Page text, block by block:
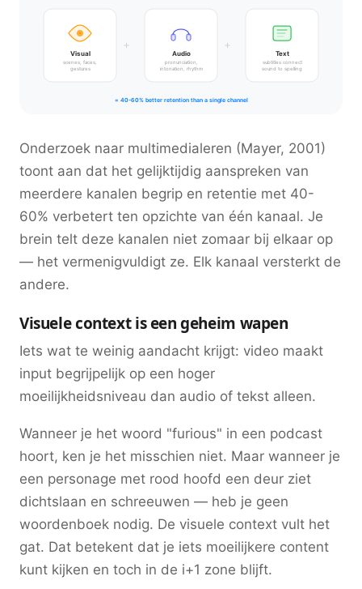
Visual
scenes, faces,
gestures
Audio
pronunciation,
intonation, rhythm
Text
subtitles connect
sound to spelling
+ +
= 40-60% better retention than a single channel
Onderzoek naar multimedialeren (Mayer, 2001)
toont aan dat het gelijktijdig aanspreken van
meerdere kanalen begrip en retentie met 40-
60% verbetert ten opzichte van één kanaal. Je
brein telt deze kanalen niet zomaar bij elkaar op
— het vermenigvuldigt ze. Elk kanaal versterkt de
andere.
Visuele context is een geheim wapen
Iets wat te weinig aandacht krijgt: video maakt
input begrijpelijk op een hoger
moeilijkheidsniveau dan audio of tekst alleen.
Wanneer je het woord "furious" in een podcast
hoort, ken je het misschien niet. Maar wanneer je
een personage met rood hoofd een deur ziet
dichtslaan en schreeuwen — heb je geen
woordenboek nodig. De visuele context vult het
gat. Dat betekent dat je iets moeilijkere content
kunt kijken en toch in de i+1 zone blijft.